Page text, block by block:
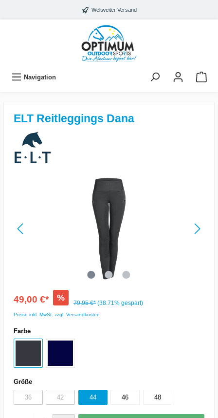
Weltweiter Versand
Navigation
ELT Reitleggings Dana
49,00 €* %
79,95 €* (38.71% gespart)
Preise inkl. MwSt. zzgl. Versandkosten
Farbe
Größe
36 42 44 46 48